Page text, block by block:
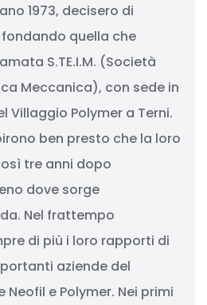
1973, decisero di
quella che
S.TE.I.M. (Società
Meccanica), con sede in
Villaggio Polymer a Terni.
ben presto che la loro
tre anni dopo
dove sorge
Nel frattempo
di più i loro rapporti di
aziende del
e Polymer. Nei primi